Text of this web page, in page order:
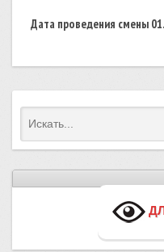
Дата проведения смены